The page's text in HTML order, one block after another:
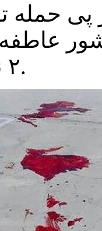
پی حمله
۲ نفر مجروح شدند.